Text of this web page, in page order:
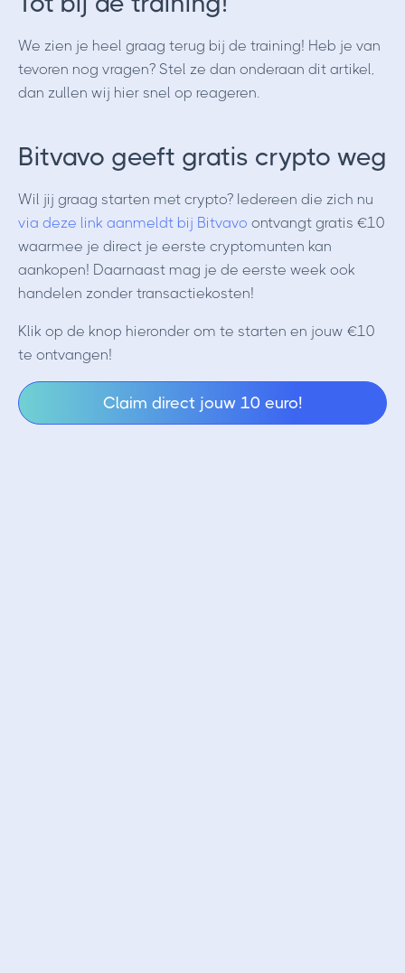
We zien je heel graag terug bij de training! Heb je van
tevoren nog vragen? Stel ze dan onderaan dit artikel,
dan zullen wij hier snel op reageren.
Bitvavo geeft gratis crypto weg
Wil jij graag starten met crypto? Iedereen die zich nu
via deze link aanmeldt bij Bitvavo ontvangt gratis €10
waarmee je direct je eerste cryptomunten kan
aankopen! Daarnaast mag je de eerste week ook
handelen zonder transactiekosten!
Klik op de knop hieronder om te starten en jouw €10
te ontvangen!
Claim direct jouw 10 euro!